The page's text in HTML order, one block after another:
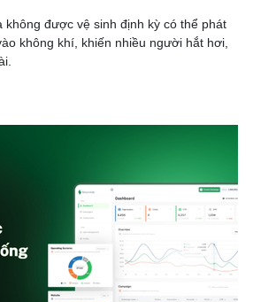
Giải trí
Nghệ sĩ
Thời trang
Sao Việt
không được vệ sinh định kỳ có thể phát
không khí, khiến nhiều người hắt hơi,